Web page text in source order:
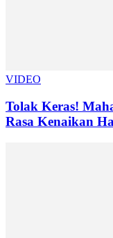
VIDEO
Tolak Keras!
Rasa Kenaikan